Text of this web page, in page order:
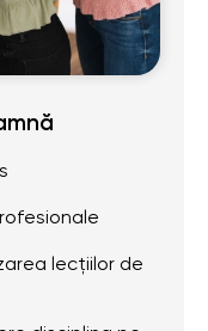
lecțiilor de